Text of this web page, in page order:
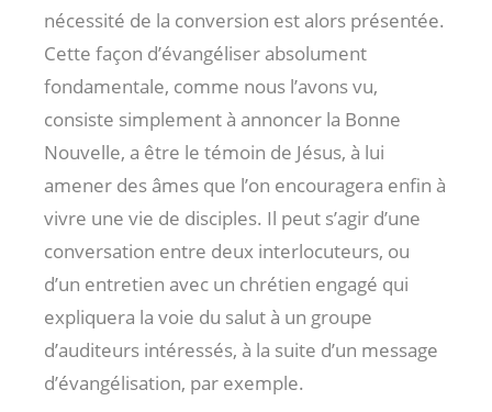
nécessité de la conversion est alors présentée.
Cette façon d’évangéliser absolument
fondamentale, comme nous l’avons vu,
consiste simplement à annoncer la Bonne
Nouvelle, a être le témoin de Jésus, à lui
amener des âmes que l’on encouragera enfin à
vivre une vie de disciples. Il peut s’agir d’une
conversation entre deux interlocuteurs, ou
d’un entretien avec un chrétien engagé qui
expliquera la voie du salut à un groupe
d’auditeurs intéressés, à la suite d’un message
d’évangélisation, par exemple.